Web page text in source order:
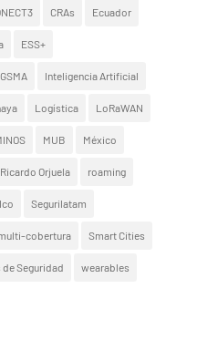
CRAs Ecuador
ESS+
GSMA Inteligencia Artificial
Logística LoRaWAN
MUB México
Ricardo Orjuela roaming
Segurilatam
cobertura Smart Cities
de Seguridad wearables